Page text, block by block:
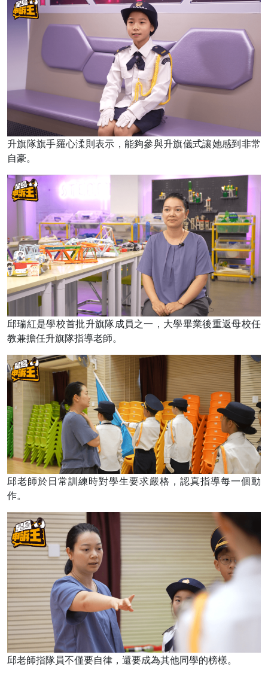
升旗隊旗手羅心渘則表示，能夠參與升旗儀式讓她感到非常
自豪。
邱瑞紅是學校首批升旗隊成員之一，大學畢業後重返母校任
教兼擔任升旗隊指導老師。
邱老師於日常訓練時對學生要求嚴格，認真指導每一個動
作。
邱老師指隊員不僅要自律，還要成為其他同學的榜樣。